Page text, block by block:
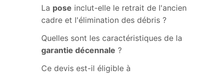
La pose inclut-elle le retrait de l'ancien
cadre et l'élimination des débris ?
Quelles sont les caractéristiques de la
garantie décennale ?
Ce devis est-il éligible à